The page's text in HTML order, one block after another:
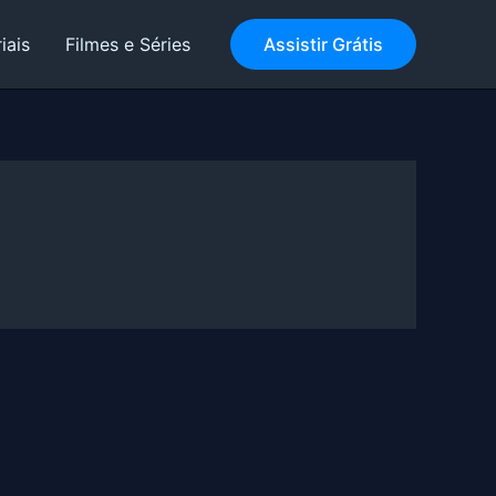
Filmes e Séries Assistir Grátis